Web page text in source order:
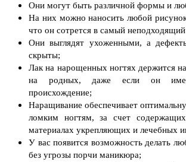
Они могут быть различной формы и
На них можно наносить любой
что он сотрется в самый
Они выглядят ухоженными, а
скрыты;
Лак на нарощенных ногтях держится
на родных, даже если он имеет
происхождение;
Наращивание обеспечивает
ломким ногтям, за счет
материалах укрепляющих и лечебных
У вас появится возможность делать
без угрозы порчи маникюра;